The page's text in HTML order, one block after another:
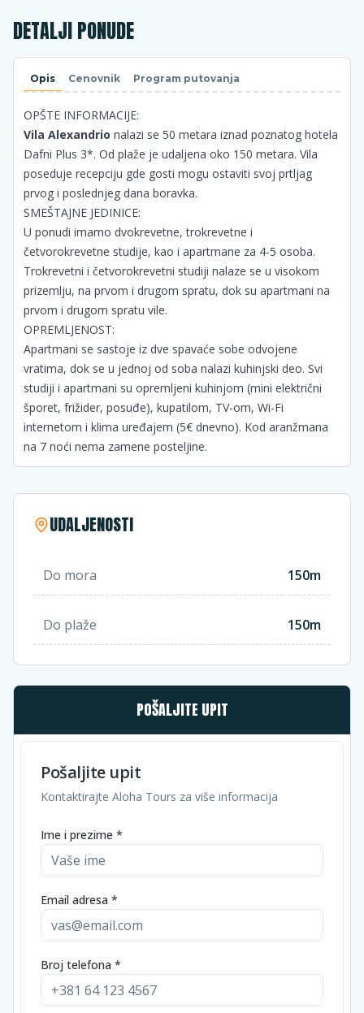
DETALJI PONUDE
Opis Cenovnik Program putovanja
OPŠTE INFORMACIJE:
Vila Alexandrio nalazi se 50 metara iznad poznatog hotela
Dafni Plus 3*. Od plaže je udaljena oko 150 metara. Vila
poseduje recepciju gde gosti mogu ostaviti svoj prtljag
prvog i poslednjeg dana boravka.
SMEŠTAJNE JEDINICE:
U ponudi imamo dvokrevetne, trokrevetne i
četvorokrevetne studije, kao i apartmane za 4-5 osoba.
Trokrevetni i četvorokrevetni studiji nalaze se u visokom
prizemlju, na prvom i drugom spratu, dok su apartmani na
prvom i drugom spratu vile.
OPREMLJENOST:
Apartmani se sastoje iz dve spavaće sobe odvojene
vratima, dok se u jednoj od soba nalazi kuhinjski deo. Svi
studiji i apartmani su opremljeni kuhinjom (mini električni
šporet, frižider, posuđe), kupatilom, TV-om, Wi-Fi
internetom i klima uređajem (5€ dnevno). Kod aranžmana
na 7 noći nema zamene posteljine.
UDALJENOSTI
Do mora 150m
Do plaže 150m
POŠALJITE UPIT
Pošaljite upit
Kontaktirajte Aloha Tours za više informacija
Ime i prezime *
Email adresa *
Broj telefona *